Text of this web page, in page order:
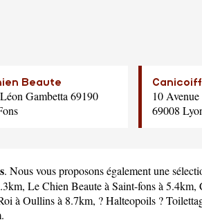
Beaute
Gambetta 69190
Canicoiff
10 Avenue
69008
. Nous vous proposons également une
Le Chien Beauteà Saint-fons à 5.4km,
à Oullins à 8.7km, ? Halteopoils ?